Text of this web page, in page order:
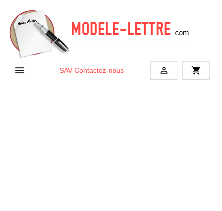
 SAV Contactez-nous  shopping_cart